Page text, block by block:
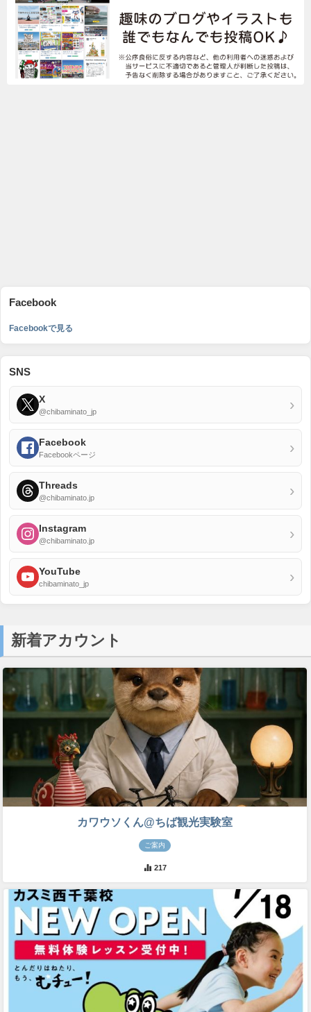
Facebook
Facebookで見る
SNS
X
@chibaminato_jp ›
Facebook
Facebookページ ›
Threads
@chibaminato.jp ›
Instagram
@chibaminato.jp ›
YouTube
chibaminato_jp ›
新着アカウント
カワウソくん@ちば観光実験室
ご案内
217